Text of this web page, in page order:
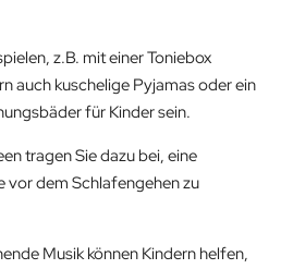
z.B. mit einer Toniebox
auch kuschelige Pyjamas oder ein
für Kinder sein.
tragen Sie dazu bei, eine
vor dem Schlafengehen zu
Musik können Kindern helfen,